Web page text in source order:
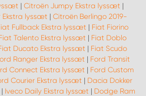
| Citroën Jumpy Ekstra lyssæt |
Ekstra lyssæt | Citroën Berlingo 2019-
Fullback Ekstra lyssæt | Fiat Fiorino
Talento Ekstra lyssæt | Fiat Doblo
Ducato Ekstra lyssæt | Fiat Scudo
Ranger Ekstra lyssæt | Ford Transit
Connect Ekstra lyssæt | Ford Custom
Courier Ekstra lyssæt | Dacia Dokker
| Iveco Daily Ekstra lyssæt | Dodge Ram